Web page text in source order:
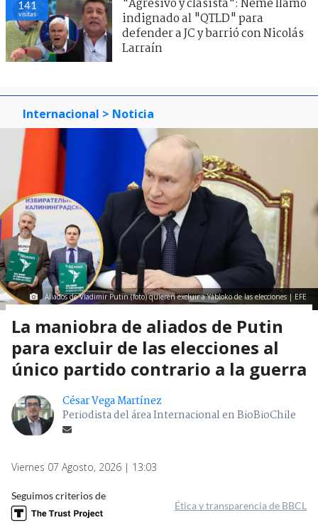
141
visitas
"Agresivo y clasista": Neme llamó
indignado al "QTLD" para
defender a JC y barrió con Nicolás
Larraín
Internacional > Noticia
Aliados de Vladimir Putin (foto) quieren excluir a Yábloko de las elecciones | EFE
La maniobra de aliados de Putin
para excluir de las elecciones al
único partido contrario a la guerra
César Vega Martínez
Periodista del área Internacional en BioBioChile
Viernes 07 Agosto, 2026 | 13:03
Seguimos criterios de
Ética y transparencia de BBCL